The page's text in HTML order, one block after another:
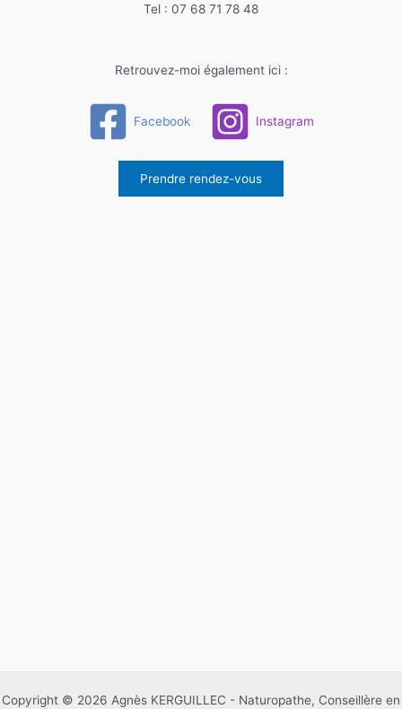
Tel : 07 68 71 78 48
Retrouvez-moi également ici :
Facebook Instagram
Prendre rendez-vous
Copyright © 2026 Agnès KERGUILLEC - Naturopathe, Conseillère en